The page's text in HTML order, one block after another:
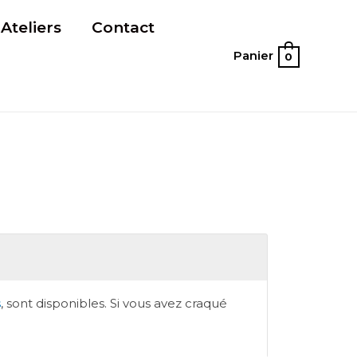
Ateliers Contact
Panier 0
, sont disponibles. Si vous avez craqué